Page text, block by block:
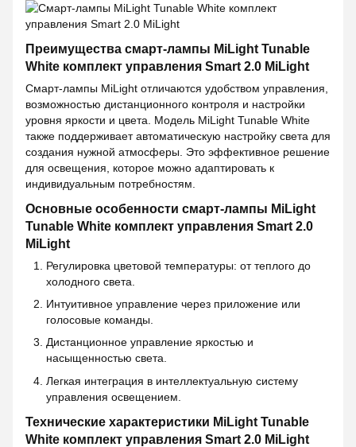
Преимущества смарт-лампы MiLight Tunable
White комплект управления Smart 2.0 MiLight
Смарт-лампы MiLight отличаются удобством управления,
возможностью дистанционного контроля и настройки
уровня яркости и цвета. Модель MiLight Tunable White
также поддерживает автоматическую настройку света для
создания нужной атмосферы. Это эффективное решение
для освещения, которое можно адаптировать к
индивидуальным потребностям.
Основные особенности смарт-лампы MiLight
Tunable White комплект управления Smart 2.0
MiLight
Регулировка цветовой температуры: от теплого до
холодного света.
Интуитивное управление через приложение или
голосовые команды.
Дистанционное управление яркостью и
насыщенностью света.
Легкая интеграция в интеллектуальную систему
управления освещением.
Технические характеристики MiLight Tunable
White комплект управления Smart 2.0 MiLight